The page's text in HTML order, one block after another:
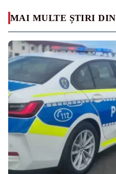
MAI MULTE ȘTIRI DIN